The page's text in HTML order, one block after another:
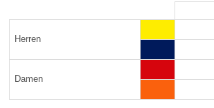
Herren
Damen